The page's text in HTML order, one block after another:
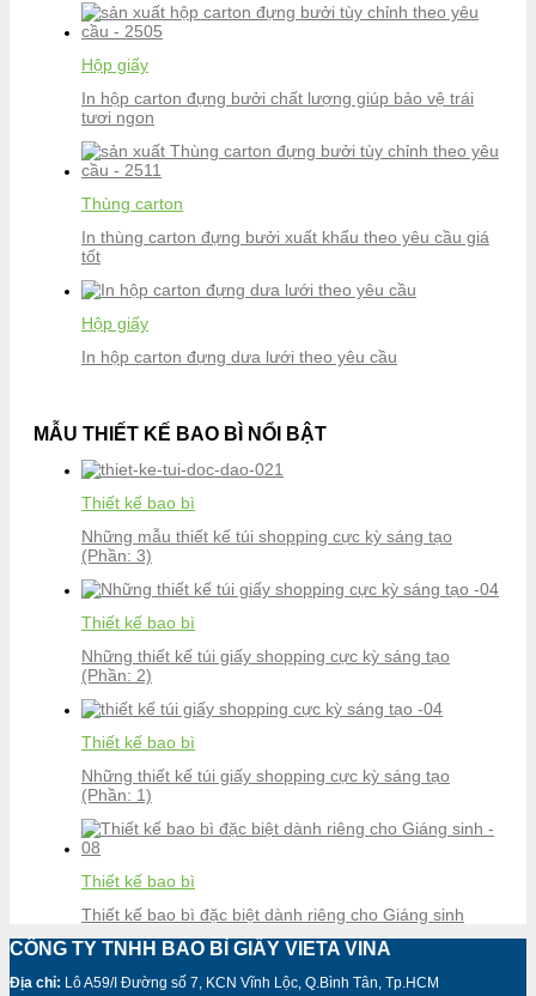
Hộp giấy
In hộp carton đựng bưởi chất lượng giúp bảo vệ trái
tươi ngon
Thùng carton
In thùng carton đựng bưởi xuất khẩu theo yêu cầu giá
tốt
Hộp giấy
In hộp carton đựng dưa lưới theo yêu cầu
MẪU THIẾT KẾ BAO BÌ NỔI BẬT
Thiết kế bao bì
Những mẫu thiết kế túi shopping cực kỳ sáng tạo
(Phần: 3)
Thiết kế bao bì
Những thiết kế túi giấy shopping cực kỳ sáng tạo
(Phần: 2)
Thiết kế bao bì
Những thiết kế túi giấy shopping cực kỳ sáng tạo
(Phần: 1)
Thiết kế bao bì
Thiết kế bao bì đặc biệt dành riêng cho Giáng sinh
CÔNG TY TNHH BAO BÌ GIẤY VIETA VINA
Địa chỉ: Lô A59/I Đường số 7, KCN Vĩnh Lộc, Q.Bình Tân, Tp.HCM